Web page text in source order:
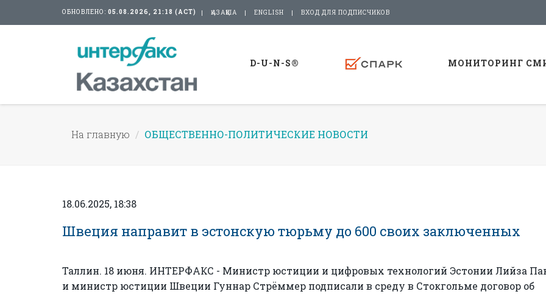
ОБНОВЛЕНО: 05.08.2026, 21:18 (АСТ) ҚАЗАҚША ENGLISH ВХОД ДЛЯ ПОДПИСЧИКОВ
D-U-N-S® МОНИТОРИНГ
На главную ОБЩЕСТВЕННО-ПОЛИТИЧЕСКИЕ НОВОСТИ
18.06.2025, 18:38
Швеция направит в эстонскую тюрьму до 600 своих заключенных
Таллин. 18 июня. ИНТЕРФАКС - Министр юстиции и цифровых технологий Эстонии Лийза
и министр юстиции Швеции Гуннар Стрёммер подписали в среду в Стокгольме договор об